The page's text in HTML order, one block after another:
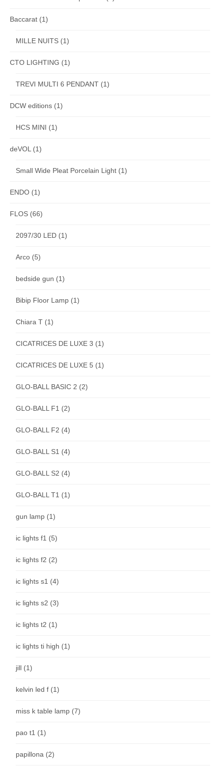
Baccarat (1)
MILLE NUITS (1)
CTO LIGHTING (1)
TREVI MULTI 6 PENDANT (1)
DCW editions (1)
HCS MINI (1)
deVOL(1)
Small Wide Pleat Porcelain Light (1)
ENDO (1)
FLOS (66)
2097/30 LED (1)
Arco (5)
bedside gun (1)
Bibip Floor Lamp (1)
Chiara T (1)
CICATRICES DE LUXE 3 (1)
CICATRICES DE LUXE 5 (1)
GLO-BALL BASIC 2 (2)
GLO-BALL F1 (2)
GLO-BALL F2 (4)
GLO-BALL S1 (4)
GLO-BALL S2 (4)
GLO-BALL T1 (1)
gun lamp (1)
ic lights f1 (5)
ic lights f2 (2)
ic lights s1 (4)
ic lights s2 (3)
ic lights t2 (1)
ic lights ti high (1)
jill (1)
kelvin led f (1)
miss k table lamp (7)
pao t1 (1)
papillona (2)